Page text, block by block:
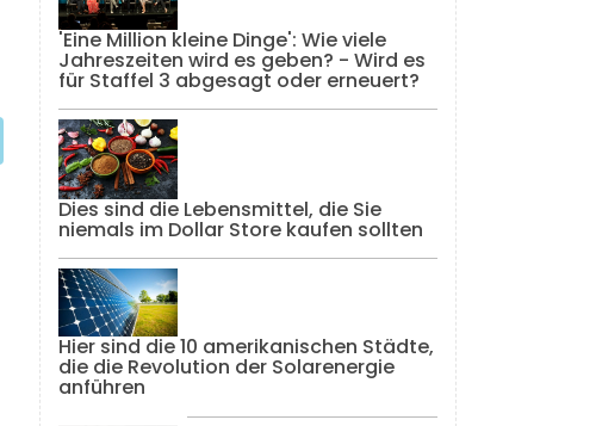
'Eine Million kleine Dinge': Wie viele
Jahreszeiten wird es geben? - Wird es
für Staffel 3 abgesagt oder erneuert?
Dies sind die Lebensmittel, die Sie
niemals im Dollar Store kaufen sollten
Hier sind die 10 amerikanischen Städte,
die die Revolution der Solarenergie
anführen